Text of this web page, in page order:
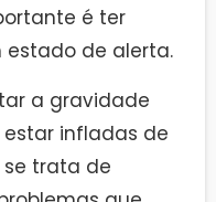
é ter
de alerta.
a gravidade
infladas de
trata de